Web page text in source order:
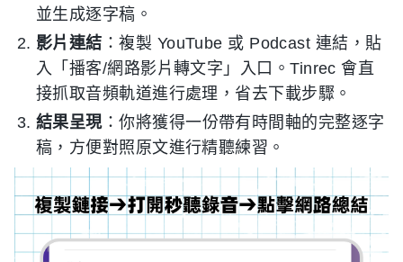
並生成逐字稿。
影片連結 ：複製 YouTube 或 Podcast 連結，貼
入「播客/網路影片轉文字」入口。Tinrec 會直
接抓取音頻軌道進行處理，省去下載步驟。
結果呈現：你將獲得一份帶有時間軸的完整逐字
稿，方便對照原文進行精聽練習。